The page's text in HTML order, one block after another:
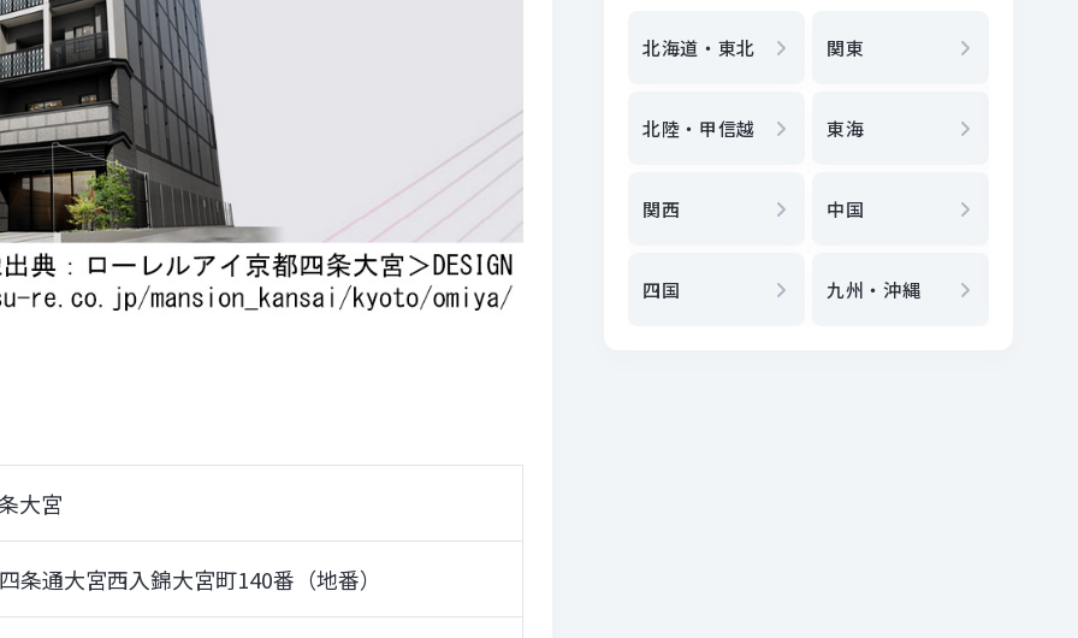
大宮
条通大宮西入錦大宮町140番（地番）
北海道・東北 関東
北陸・甲信越 東海
関西 中国
四国 九州・沖縄